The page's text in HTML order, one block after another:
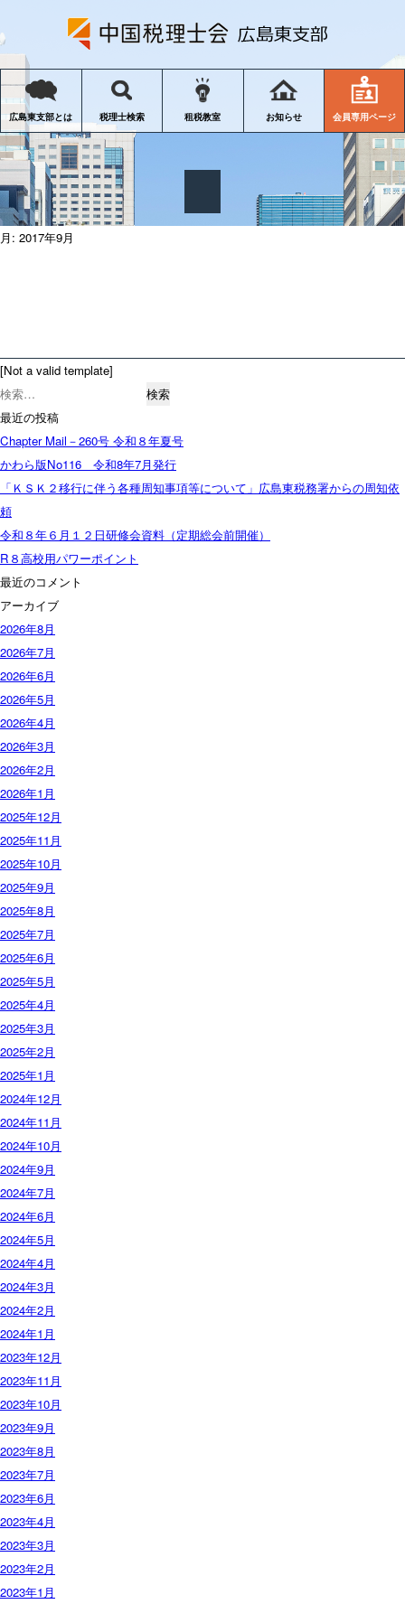
広島東支部とは 税理士検索 租税教室 お知らせ 会員専用ページ
月: 2017年9月
[Not a valid template]
検
索:
最近の投稿
Chapter Mail－260号 令和８年夏号
かわら版No116 令和8年7月発行
「ＫＳＫ２移行に伴う各種周知事項等について」広島東税務署からの周知依
頼
令和８年６月１２日研修会資料（定期総会前開催）
R８高校用パワーポイント
最近のコメント
アーカイブ
2026年8月
2026年7月
2026年6月
2026年5月
2026年4月
2026年3月
2026年2月
2026年1月
2025年12月
2025年11月
2025年10月
2025年9月
2025年8月
2025年7月
2025年6月
2025年5月
2025年4月
2025年3月
2025年2月
2025年1月
2024年12月
2024年11月
2024年10月
2024年9月
2024年7月
2024年6月
2024年5月
2024年4月
2024年3月
2024年2月
2024年1月
2023年12月
2023年11月
2023年10月
2023年9月
2023年8月
2023年7月
2023年6月
2023年4月
2023年3月
2023年2月
2023年1月